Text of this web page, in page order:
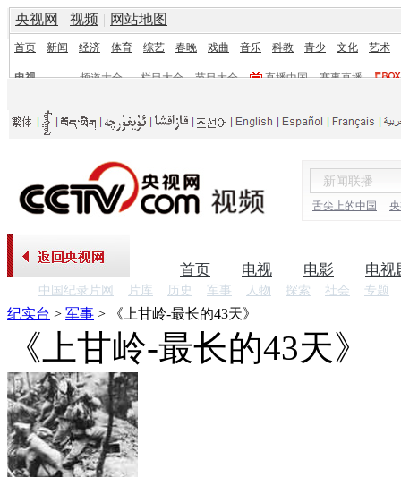
央视网 | 视频 | 网站地图
首页 新闻 经济 体育 综艺 春晚 戏曲 音乐 科教 青少 文化 艺术
电视 频道大全 栏目大全 节目大全 直播中国
赛事直播
舌尖上的中国
首页 电视 电影 电视
中国纪录片网 片库 历史 军事 人物 探索 社会 专题
纪实台 > 军事 > 《上甘岭-最长的43天》
《上甘岭-最长的43天》